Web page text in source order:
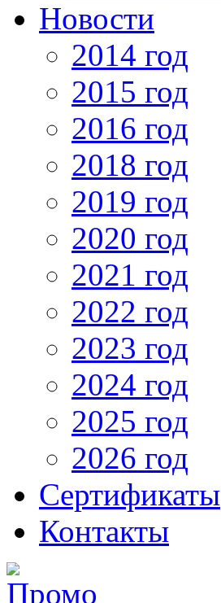
Новости
2014 год
2015 год
2016 год
2018 год
2019 год
2020 год
2021 год
2022 год
2023 год
2024 год
2025 год
2026 год
Сертификаты
Контакты